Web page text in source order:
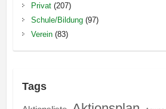
Privat(207)
Schule/Bildung(97)
Verein(83)
Tags